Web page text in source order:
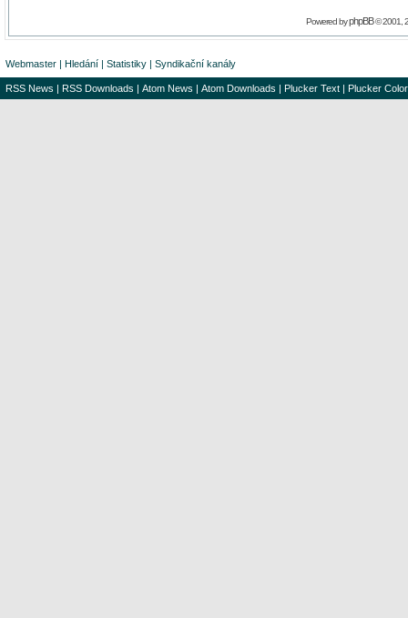
Powered byphpBB© 2001,
Webmaster | Hledání | Statistiky | Syndikační kanály
RSS News | RSS Downloads | Atom News | Atom Downloads | Plucker Text | Plucker Color